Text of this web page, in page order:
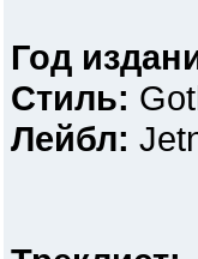
Год
Стиль:
Лейбл: